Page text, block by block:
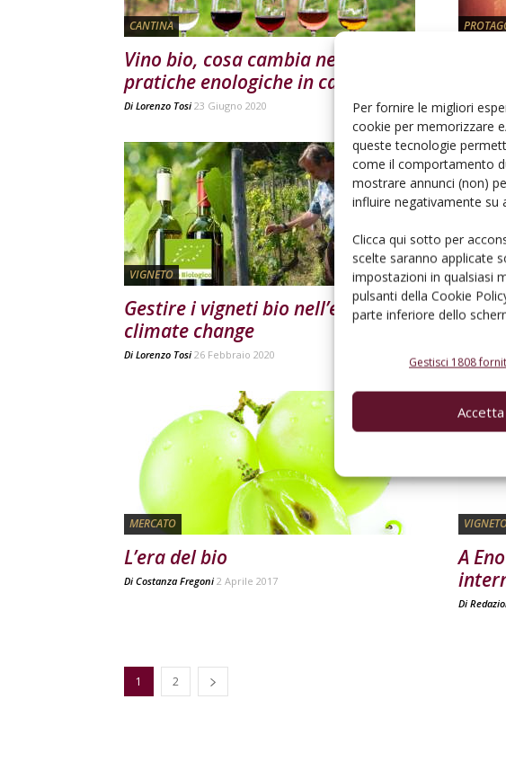
Per fornire le migliori
cookie per memorizzare
queste tecnologie
come il comportamento
mostrare annunci (non)
influire negativamente su
Clicca qui sotto per
scelte saranno applicate
impostazioni in qualsiasi
pulsanti della Cookie
parte inferiore dello
Gestisci 1808
Accetta
CANTINA
Vino bio, cosa cambia nelle
pratiche enologiche in cantina
Di Lorenzo Tosi 23 Giugno 2020 Di
VIGNETO
Gestire i vigneti bio nell’era del
climate change
Di Lorenzo Tosi 26 Febbraio 2020 Di
MERCATO
L’era del bio
Di Costanza Fregoni 2 Aprile 2017
A
Di
1 2